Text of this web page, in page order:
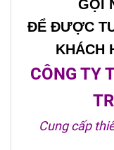
GỌI
ĐỂ ĐƯỢC
KHÁCH
CÔNG TY
Cung cấp